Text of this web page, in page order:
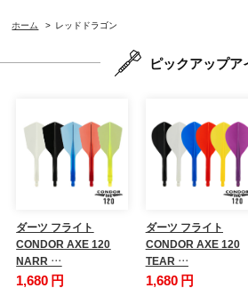
ホーム > レッドドラゴン
ピックアップア
ダーツ フライト
CONDOR AXE 120
NARR …
1,680 円
ダーツ フライト
CONDOR AXE 120
TEAR …
1,680 円